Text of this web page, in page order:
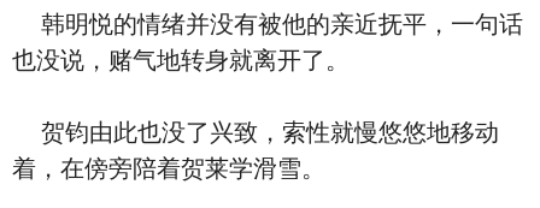
韩明悦的情绪并没有被他的亲近抚平，一句话
也没说，赌气地转身就离开了。
贺钧由此也没了兴致，索性就慢悠悠地移动
着，在傍旁陪着贺莱学滑雪。